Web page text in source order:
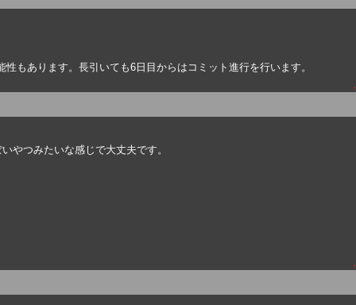
もあります。長引いても6日目からはコミット進行を行います。
↑
やつみたいな感じで大丈夫です。
↑